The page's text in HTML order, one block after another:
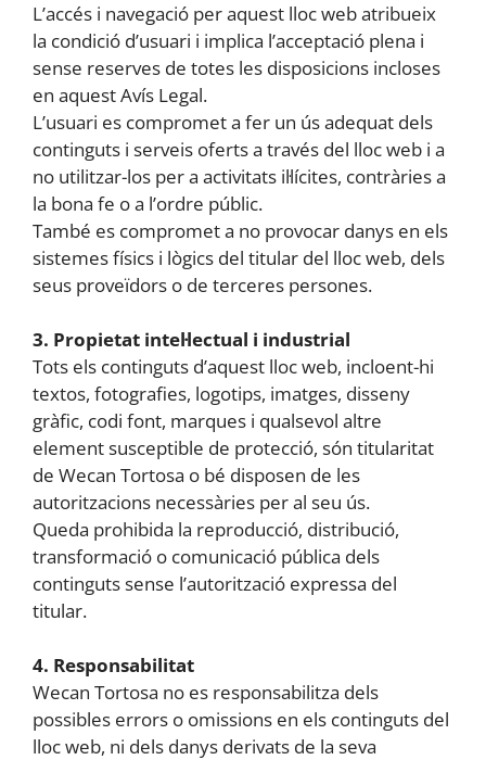
L’accés i navegació per aquest lloc web atribueix
la condició d’usuari i implica l’acceptació plena i
sense reserves de totes les disposicions incloses
en aquest Avís Legal.
L’usuari es compromet a fer un ús adequat dels
continguts i serveis oferts a través del lloc web i a
no utilitzar-los per a activitats il·lícites, contràries a
la bona fe o a l’ordre públic.
També es compromet a no provocar danys en els
sistemes físics i lògics del titular del lloc web, dels
seus proveïdors o de terceres persones.
3. Propietat intel·lectual i industrial
Tots els continguts d’aquest lloc web, incloent-hi
textos, fotografies, logotips, imatges, disseny
gràfic, codi font, marques i qualsevol altre
element susceptible de protecció, són titularitat
de Wecan Tortosa o bé disposen de les
autoritzacions necessàries per al seu ús.
Queda prohibida la reproducció, distribució,
transformació o comunicació pública dels
continguts sense l’autorització expressa del
titular.
4. Responsabilitat
Wecan Tortosa no es responsabilitza dels
possibles errors o omissions en els continguts del
lloc web, ni dels danys derivats de la seva